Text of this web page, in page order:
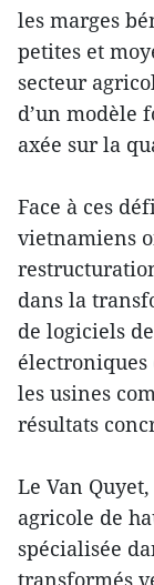
les marges
petites et
secteur
d’un modèle
axée sur la
Face à ces
vietnamiens
dans la
de logiciels
électroniques
les usines
résultats
Le Van
agricole de
spécialisée
transformés